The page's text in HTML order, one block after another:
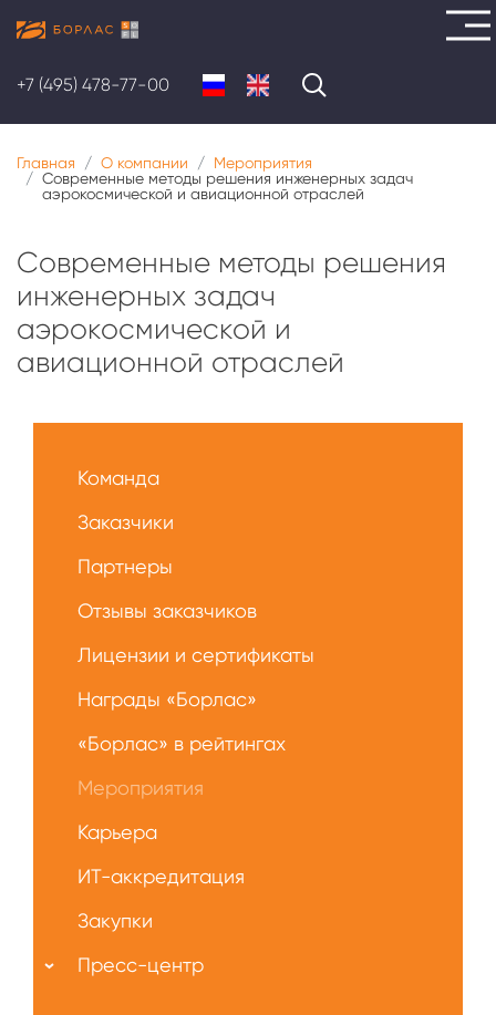
основному
содержанию
+7 (495) 478-77-00
Главная О компании
Мероприятия
Современные методы решения инженерных задач
аэрокосмической и авиационной отраслей
Современные методы решения
инженерных задач
аэрокосмической и
авиационной отраслей
Команда
Заказчики
Партнеры
Отзывы заказчиков
Лицензии и сертификаты
Награды «Борлас»
«Борлас» в рейтингах
Мероприятия
Карьера
ИТ-аккредитация
Закупки
Пресс-центр